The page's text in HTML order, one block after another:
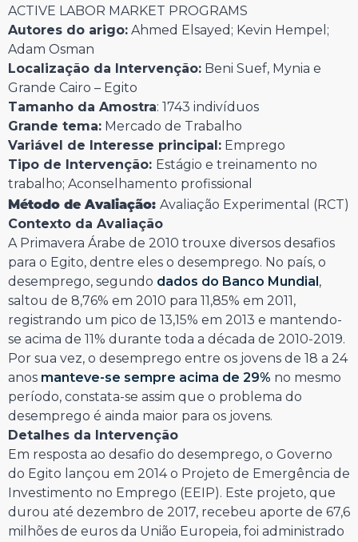
ACTIVE LABOR MARKET PROGRAMS
Autores do arigo: Ahmed Elsayed; Kevin Hempel;
Adam Osman
Localização da Intervenção: Beni Suef, Mynia e
Grande Cairo – Egito
Tamanho da Amostra: 1743 indivíduos
Grande tema: Mercado de Trabalho
Variável de Interesse principal: Emprego
Tipo de Intervenção: Estágio e treinamento no
trabalho; Aconselhamento profissional
Método de Avaliação: Avaliação Experimental (RCT)
Contexto da Avaliação
A Primavera Árabe de 2010 trouxe diversos desafios
para o Egito, dentre eles o desemprego. No país, o
desemprego, segundo dados do Banco Mundial,
saltou de 8,76% em 2010 para 11,85% em 2011,
registrando um pico de 13,15% em 2013 e mantendo-
se acima de 11% durante toda a década de 2010-2019.
Por sua vez, o desemprego entre os jovens de 18 a 24
anos manteve-se sempre acima de 29% no mesmo
período, constata-se assim que o problema do
desemprego é ainda maior para os jovens.
Detalhes da Intervenção
Em resposta ao desafio do desemprego, o Governo
do Egito lançou em 2014 o Projeto de Emergência de
Investimento no Emprego (EEIP). Este projeto, que
durou até dezembro de 2017, recebeu aporte de 67,6
milhões de euros da União Europeia, foi administrado